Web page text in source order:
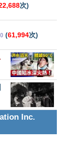
次)
(61,994次)
Inc.